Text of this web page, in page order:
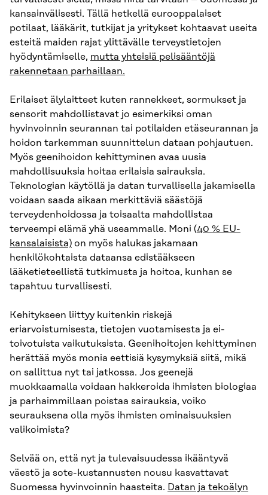
kansainvälisesti. Tällä hetkellä eurooppalaiset
potilaat, lääkärit, tutkijat ja yritykset kohtaavat useita
esteitä maiden rajat ylittävälle terveystietojen
hyödyntämiselle, mutta yhteisiä pelisääntöjä
rakennetaan parhaillaan.
Erilaiset älylaitteet kuten rannekkeet, sormukset ja
sensorit mahdollistavat jo esimerkiksi oman
hyvinvoinnin seurannan tai potilaiden etäseurannan ja
hoidon tarkemman suunnittelun dataan pohjautuen.
Myös geenihoidon kehittyminen avaa uusia
mahdollisuuksia hoitaa erilaisia sairauksia.
Teknologian käytöllä ja datan turvallisella jakamisella
voidaan saada aikaan merkittäviä säästöjä
terveydenhoidossa ja toisaalta mahdollistaa
terveempi elämä yhä useammalle. Moni (40 % EU-
kansalaisista) on myös halukas jakamaan
henkilökohtaista dataansa edistääkseen
lääketieteellistä tutkimusta ja hoitoa, kunhan se
tapahtuu turvallisesti.
Kehitykseen liittyy kuitenkin riskejä
eriarvoistumisesta, tietojen vuotamisesta ja ei-
toivotuista vaikutuksista. Geenihoitojen kehittyminen
herättää myös monia eettisiä kysymyksiä siitä, mikä
on sallittua nyt tai jatkossa. Jos geenejä
muokkaamalla voidaan hakkeroida ihmisten biologiaa
ja parhaimmillaan poistaa sairauksia, voiko
seurauksena olla myös ihmisten ominaisuuksien
valikoimista?
Selvää on, että nyt ja tulevaisuudessa ikääntyvä
väestö ja sote-kustannusten nousu kasvattavat
Suomessa hyvinvoinnin haasteita. Datan ja tekoälyn